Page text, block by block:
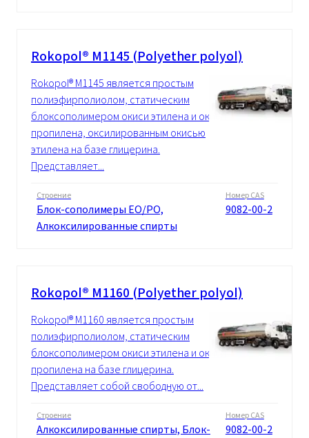
Rokopol® M1145 (Polyether polyol)
Rokopol® M1145 является простым
полиэфирполиолом, статическим
блоксополимером окиси этилена и окиси
пропилена, оксилированным окисью
этилена на базе глицерина.
Представляет...
Строение
Блок-сополимеры EO/PO,
Алкоксилированные спирты
Номер CAS
9082-00-2
Rokopol® M1160 (Polyether polyol)
Rokopol® M1160 является простым
полиэфирполиолом, статическим
блоксополимером окиси этилена и окиси
пропилена на базе глицерина.
Представляет собой свободную от...
Строение
Алкоксилированные спирты, Блок-
Номер CAS
9082-00-2